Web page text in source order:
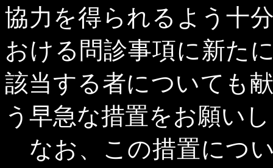
協力を得られるよう十
おける問診事項に新た
該当する者についても
う早急な措置をお願い
なお、この措置につ